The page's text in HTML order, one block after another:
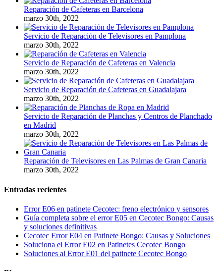
Reparación de Cafeteras en Barcelona
marzo 30th, 2022
Servicio de Reparación de Televisores en Pamplona
marzo 30th, 2022
Servicio de Reparación de Cafeteras en Valencia
marzo 30th, 2022
Servicio de Reparación de Cafeteras en Guadalajara
marzo 30th, 2022
Servicio de Reparación de Planchas y Centros de Planchado
en Madrid
marzo 30th, 2022
Reparación de Televisores en Las Palmas de Gran Canaria
marzo 30th, 2022
Entradas recientes
Error E06 en patinete Cecotec: freno electrónico y sensores
Guía completa sobre el error E05 en Cecotec Bongo: Causas
y soluciones definitivas
Cecotec Error E04 en Patinete Bongo: Causas y Soluciones
Soluciona el Error E02 en Patinetes Cecotec Bongo
Soluciones al Error E01 del patinete Cecotec Bongo